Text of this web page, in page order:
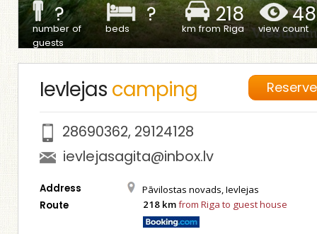
?
number of
guests
?
beds
218
km from Riga view count
Ievlejas camping Reserve
28690362, 29124128
ievlejasagita@inbox.lv
Address Pāvilostas novads, Ievlejas
Route 218 kmfrom Riga to guest house